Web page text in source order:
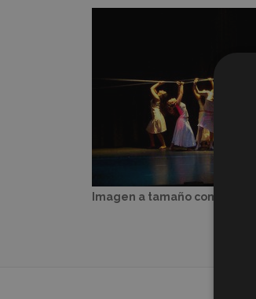
Imagen a tamaño completo: